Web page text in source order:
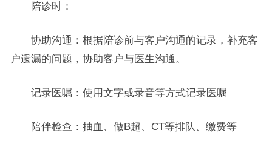
陪诊时：
协助沟通：根据陪诊前与客户沟通的记录，补充客
户遗漏的问题，协助客户与医生沟通。
记录医嘱：使用文字或录音等方式记录医嘱
陪伴检查：抽血、做B超、CT等排队、缴费等